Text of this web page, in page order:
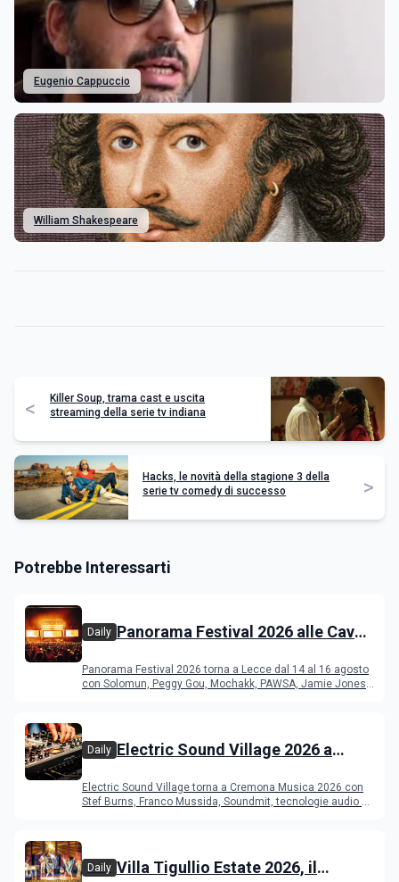
Eugenio Cappuccio
William Shakespeare
<
Killer Soup, trama cast e uscita
streaming della serie tv indiana
Hacks, le novità della stagione 3 della
serie tv comedy di successo
>
Potrebbe Interessarti
Daily Panorama Festival 2026 alle Cave
programma
Panorama Festival 2026 torna a Lecce dal 14 al 16 agosto
con Solomun, Peggy Gou, Mochakk, PAWSA, Jamie Jones
Daily Electric Sound Village 2026 a
Young Band Contest, il programma
Electric Sound Village torna a Cremona Musica 2026 con
Stef Burns, Franco Mussida, Soundmit, tecnologie audio e
Daily Villa Tigullio Estate 2026, il